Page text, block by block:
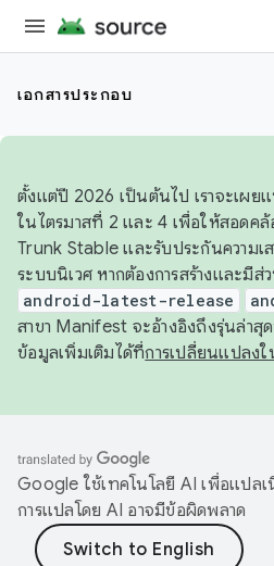
เอกสารประกอบ
ตั้งแต่ปี 2026 เป็นต้นไป เราจะเผย
ในไตรมาสที่ 2 และ 4 เพื่อให้สอดค
Trunk Stable และรับประกันความ
ระบบนิเวศ หากต้องการสร้างและมีส่
android-latest-release
สาขา Manifest จะอ้างอิงถึงรุ่นล่า
ข้อมูลเพิ่มเติมได้ที่การเปลี่ยนแปลง
Google ใช้เทคโนโลยี AI เพื่อแปล
การแปลโดย AI อาจมีข้อผิดพลาด